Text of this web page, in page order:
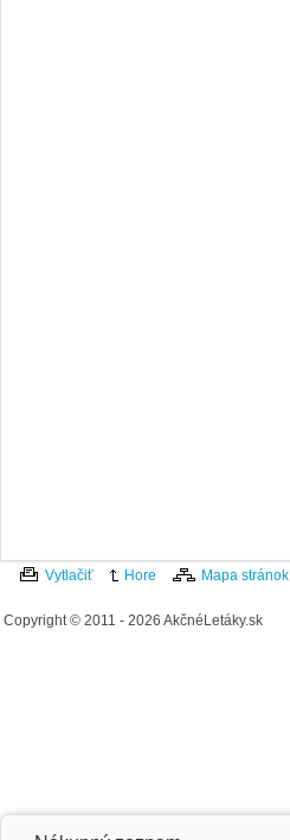
Vytlačiť Hore Mapa stránok
Copyright © 2011 - 2026 AkčnéLetáky.sk